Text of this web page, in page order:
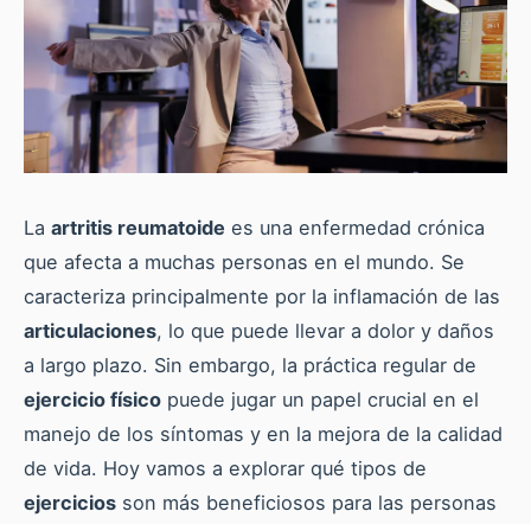
La artritis reumatoide es una enfermedad crónica
que afecta a muchas personas en el mundo. Se
caracteriza principalmente por la inflamación de las
articulaciones, lo que puede llevar a dolor y daños
a largo plazo. Sin embargo, la práctica regular de
ejercicio físico puede jugar un papel crucial en el
manejo de los síntomas y en la mejora de la calidad
de vida. Hoy vamos a explorar qué tipos de
ejercicios son más beneficiosos para las personas